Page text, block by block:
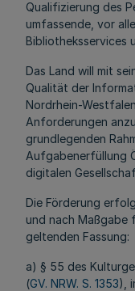
Qualifizierung des
umfassende, vor
Bibliotheksservices
Das Land will mit
Qualität der
Nordrhein-
Anforderungen
grundlegenden
Aufgabenerfüllung
digitalen
Die Förderung
und nach Maßgabe
geltenden Fassung:
a) § 55 des
(GV. NRW. S. 1353),